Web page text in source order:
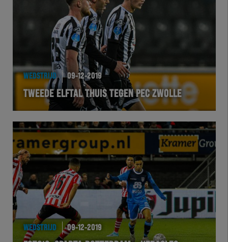
WEDSTRIJD 09-12-2019
TWEEDE ELFTAL THUIS TEGEN PEC ZWOLLE
WEDSTRIJD 09-12-2019